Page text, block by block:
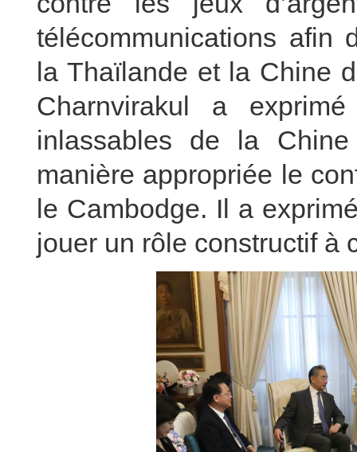
télécommunications afin
la Thaïlande et la Chine
Charnvirakul a
inlassables de la
manière appropriée le
le Cambodge. Il a
jouer un rôle constructif à